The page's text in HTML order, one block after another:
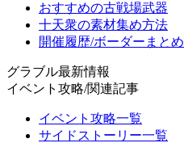
おすすめの古戦場武器
十天衆の素材集め方法
開催履歴/ボーダーまとめ
グラブル最新情報
イベント攻略/関連記事
イベント攻略一覧
サイドストーリー一覧